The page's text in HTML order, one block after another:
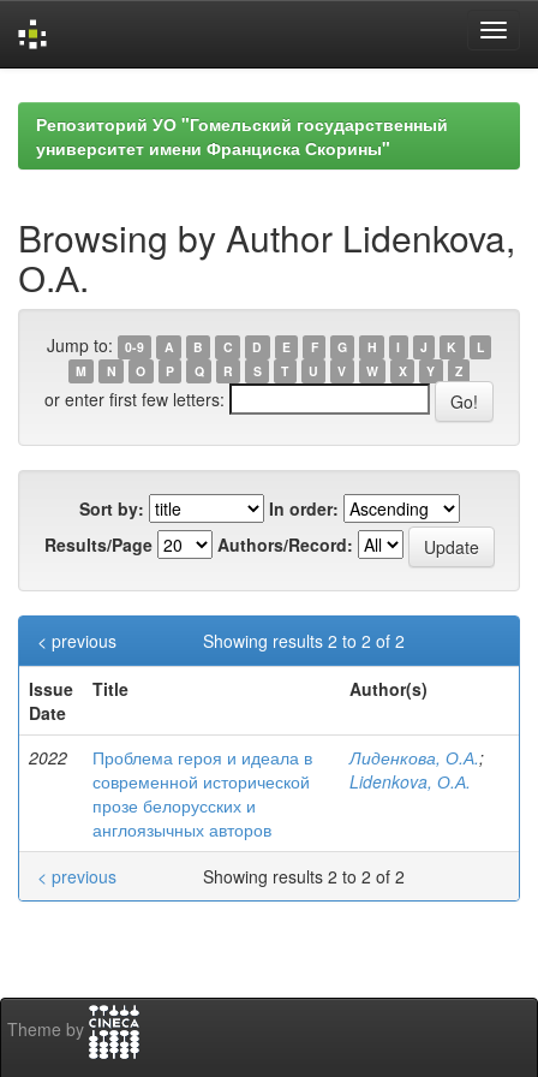
navigationРепозиторий УО "Гомельский государственный
университет имени Франциска Скорины"
Browsing by Author Lidenkova,
О.А.
Jump to: 0-9 A B C D E F G H I J K
L
M
N O P Q R S T U V W X Y Z
or enter first few letters:
Sort by:
In order:
Results/Page
Authors/Record:
Showing results 2 to 2 of 2
< previous
Issue
Date
Title Author(s)
2022
Проблема героя и идеала в
современной исторической
прозе белорусских и
англоязычных авторов
Лиденкова, О.А.;
Lidenkova, О.А.
Showing results 2 to 2 of 2
< previous
Theme by